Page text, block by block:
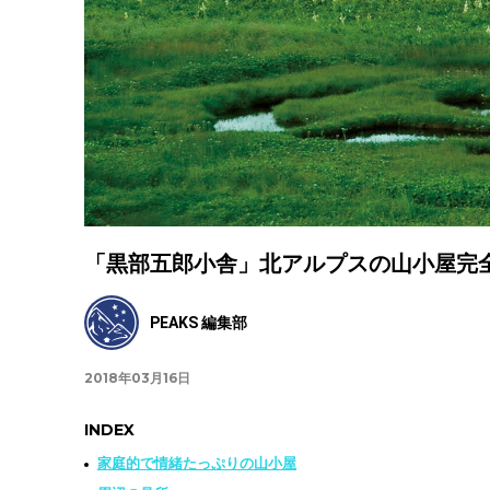
「黒部五郎小舎」北アルプスの山小屋完
PEAKS 編集部
2018年03月16日
INDEX
家庭的で情緒たっぷりの山小屋